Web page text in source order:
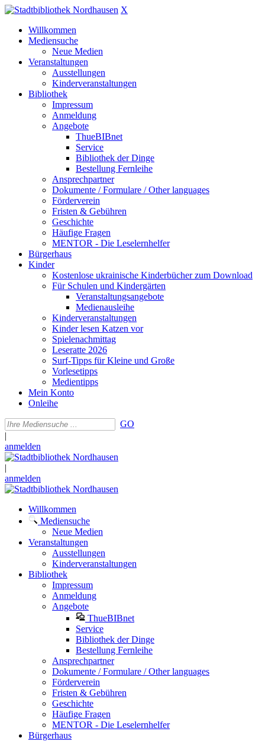
X
Willkommen
Mediensuche
Neue Medien
Veranstaltungen
Ausstellungen
Kinderveranstaltungen
Bibliothek
Impressum
Anmeldung
Angebote
ThueBIBnet
Service
Bibliothek der Dinge
Bestellung Fernleihe
Ansprechpartner
Dokumente / Formulare / Other languages
Förderverein
Fristen & Gebühren
Geschichte
Häufige Fragen
MENTOR - Die Leselernhelfer
Bürgerhaus
Kinder
Kostenlose ukrainische Kinderbücher zum Download
Für Schulen und Kindergärten
Veranstaltungsangebote
Medienausleihe
Kinderveranstaltungen
Kinder lesen Katzen vor
Spielenachmittag
Leseratte 2026
Surf-Tipps für Kleine und Große
Vorlesetipps
Medientipps
Mein Konto
Onleihe
GO
|
anmelden
|
anmelden
Willkommen
Mediensuche
Neue Medien
Veranstaltungen
Ausstellungen
Kinderveranstaltungen
Bibliothek
Impressum
Anmeldung
Angebote
ThueBIBnet
Service
Bibliothek der Dinge
Bestellung Fernleihe
Ansprechpartner
Dokumente / Formulare / Other languages
Förderverein
Fristen & Gebühren
Geschichte
Häufige Fragen
MENTOR - Die Leselernhelfer
Bürgerhaus